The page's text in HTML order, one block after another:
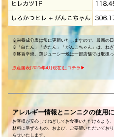
※栄養成分表は常に更新いたしますので、最新の日
※「白たん」「赤たん」「がんこちゃん」は、ねぎ
※豚旨辛焼、鶏ジューシー焼は一部店舗では取扱っ
原産国表(2025年4月現在)はコチラ▶︎
アレルギー情報とニンニクの使用
お客様が安心してねぎしでお食事いただけるよう
材料に準ずるもの、および、ご要望いただいてお
らせいたします。